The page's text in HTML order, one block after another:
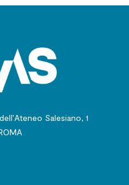
Salesiano, 1